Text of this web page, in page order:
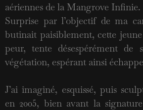
aériennes de la Mangrove Infinie.
Surprise par l’objectif de ma
butinait paisiblement, cette jeune
peur, tente désespérément de
végétation, espérant ainsi
J’ai imaginé, esquissé, puis
en 2005, bien avant la